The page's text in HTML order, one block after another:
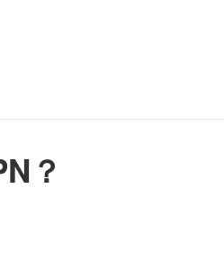
？